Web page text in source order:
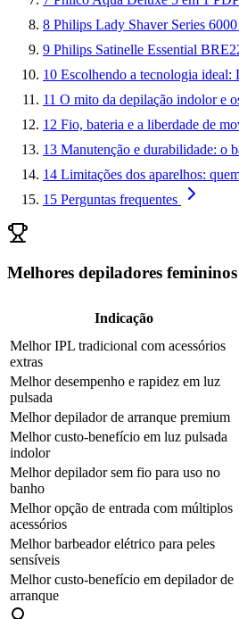
8 Philips Lady Shaver Series
9 Philips Satinelle Essential
10 Escolhendo a tecnologia
11 O mito da depilação indolor e
12 Fio, bateria e a liberdade de
13 Manutenção e durabilidade: o
14 Limitações dos aparelhos:
15 Perguntas frequentes
Melhores depiladores femininos
Indicação
Melhor IPL tradicional com acessórios
extras
Melhor desempenho e rapidez em luz
pulsada
Melhor depilador de arranque premium
Melhor custo-benefício em luz pulsada
indolor
Melhor depilador sem fio para uso no
banho
Melhor opção de entrada com múltiplos
acessórios
Melhor barbeador elétrico para peles
sensíveis
Melhor custo-benefício em depilador de
arranque